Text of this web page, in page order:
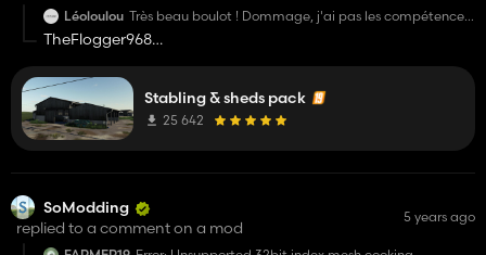
Léoloulou Très beau boulot ! Dommage, j'ai pas les compétences
pour les placés sur GE x)
Une mise en jeu est prévu ? (sans devoir les placer par
TheFlogger968
Stabling & sheds pack
25 642
SoModding
replied to a comment on a mod
5 years ago